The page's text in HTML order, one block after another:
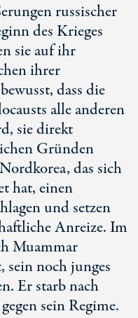
russischer
des Krieges
sie auf ihr
ihrer
dass die
alle anderen
sie direkt
Gründen
das sich
hat, einen
und setzen
Anreize. Im
Muammar
noch junges
Er starb nach
sein Regime.